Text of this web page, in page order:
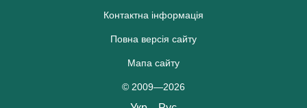
Контактна інформація
Повна версія сайту
Мапа сайту
© 2009—2026